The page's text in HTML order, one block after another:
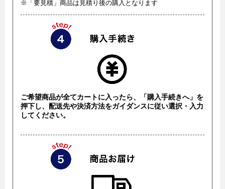
※「要見積」商品は見積り後の購入となります
ご希望商品が全てカートに入ったら、「購入手続きへ」を
押下し、配送先や決済方法をガイダンスに従い選択・入力
してください。